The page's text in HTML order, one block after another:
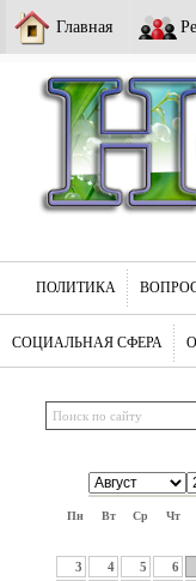
Главная
ПОЛИТИКА
СОЦИАЛЬНАЯ СФЕРА
Пн Вт Ср Чт
3
4 5 6